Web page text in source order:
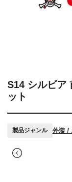
S14 シルビア
ット
製品ジャンル 外装 /